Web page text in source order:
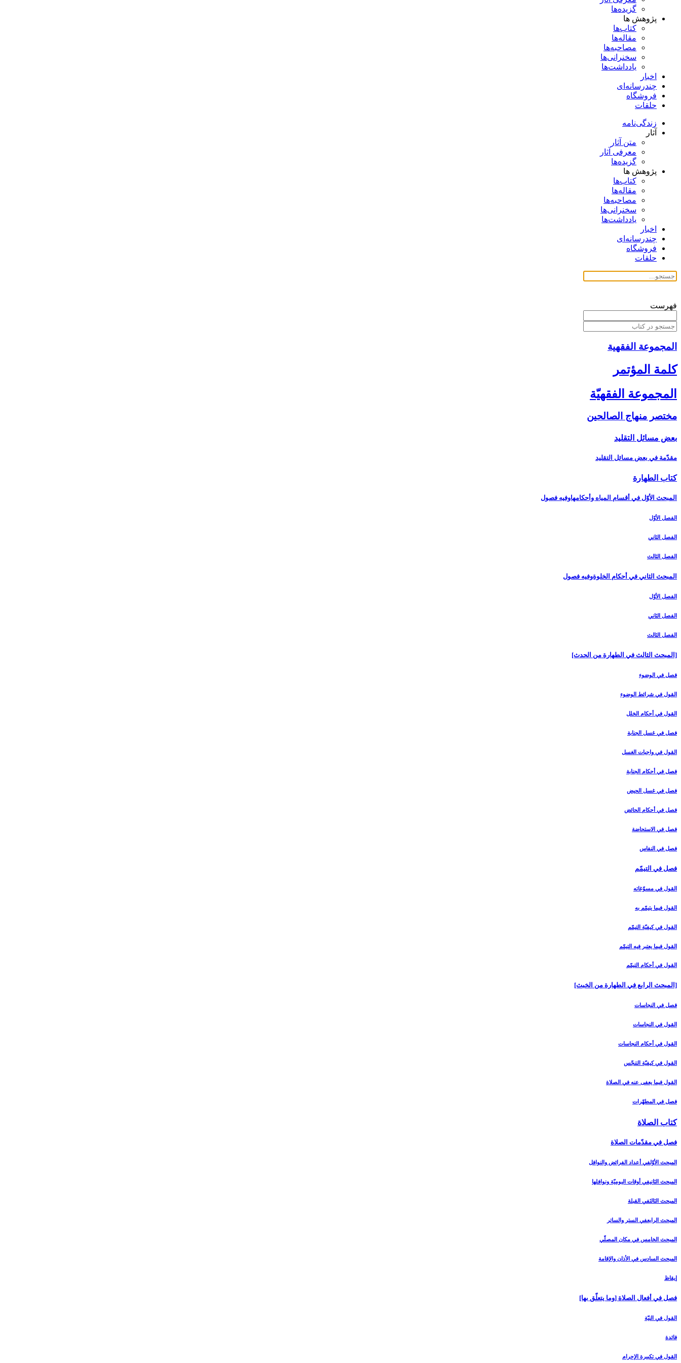
گزیده‌ها
پژوهش ها
کتاب‌ها
مقاله‌ها
مصاحبه‌ها
سخنرانی‌ها
یادداشت‌ها
اخبار
چندرسانه‌ای
فروشگاه
حلقات
زندگی‌نامه
آثار
متن آثار
معرفی آثار
گزیده‌ها
پژوهش ها
کتاب‌ها
مقاله‌ها
مصاحبه‌ها
سخنرانی‌ها
یادداشت‌ها
اخبار
چندرسانه‌ای
فروشگاه
حلقات
فهرست
المجموعة الفقهیة
كلمة المؤتمر
المجموعة الفقهيّة
مختصر منهاج الصالحين‏
بعض مسائل التقليد
مقدّمة في بعض مسائل التقليد
كتاب الطهارة
المبحث الأوّل في أقسام المياه وأحكامهاوفيه فصول‏
الفصل الأوّل‏
الفصل الثاني‏
الفصل الثالث‏
المبحث الثاني في أحكام الخلوةوفيه فصول
الفصل الأوّل‏
الفصل الثاني‏
الفصل الثالث‏
[المبحث الثالث في الطهارة من الحدث‏]
فصل في الوضوء
القول في شرائط الوضوء
القول في أحكام الخلل‏
فصل في غسل الجنابة
القول في واجبات الغسل‏
فصل في أحكام الجنابة
فصل في غسل الحيض‏
فصل في أحكام الحائض‏
فصل في الاستحاضة
فصل في النفاس‏
فصل في التيمّم‏
القول في مسوّغاته‏
القول فيما يتيمّم به‏
القول في كيفيّة التيمّم‏
القول فيما يعتبر فيه التيمّم‏
القول في أحكام التيمّم‏
[المبحث الرابع في الطهارة من الخبث‏]
فصل في النجاسات‏
القول في النجاسات‏
القول في أحكام النجاسات‏
القول في كيفيّة التنجّس‏
القول فيما يعفى عنه في الصلاة
فصل في المطهّرات‏
كتاب الصلاة
فصل في مقدّمات الصلاة
المبحث الأوّل‏في أعداد الفرائض والنوافل‏
المبحث الثاني‏في أوقات اليوميّة ونوافلها
المبحث الثالث‏في القبلة
المبحث الرابع‏في الستر والساتر
المبحث الخامس ‏في مكان المصلّي‏
المبحث السادس‏ في الأذان والإقامة
إيقاظ
فصل في أفعال الصلاة [وما يتعلّق بها]
القول في النيّة
فائدة
القول في تكبيرة الإحرام‏